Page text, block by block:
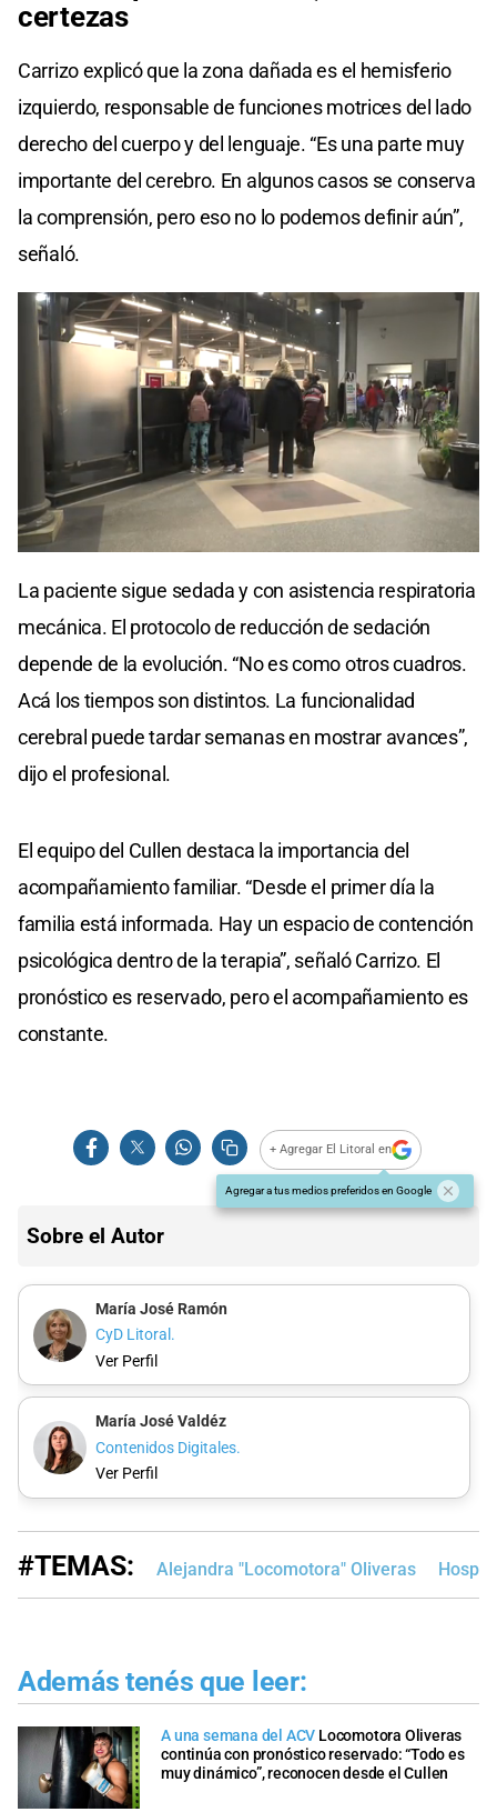
certezas
Carrizo explicó que la zona dañada es el hemisferio
izquierdo, responsable de funciones motrices del lado
derecho del cuerpo y del lenguaje. “Es una parte muy
importante del cerebro. En algunos casos se conserva
la comprensión, pero eso no lo podemos definir aún”,
señaló.
La paciente sigue sedada y con asistencia respiratoria
mecánica. El protocolo de reducción de sedación
depende de la evolución. “No es como otros cuadros.
Acá los tiempos son distintos. La funcionalidad
cerebral puede tardar semanas en mostrar avances”,
dijo el profesional.
El equipo del Cullen destaca la importancia del
acompañamiento familiar. “Desde el primer día la
familia está informada. Hay un espacio de contención
psicológica dentro de la terapia”, señaló Carrizo. El
pronóstico es reservado, pero el acompañamiento es
constante.
+ Agregar El Litoral en
Agregar a tus medios preferidos en Google
Sobre el Autor
María José Ramón
CyD Litoral.
Ver Perfil
María José Valdéz
Contenidos Digitales.
Ver Perfil
#TEMAS: Alejandra "Locomotora" Oliveras
Además tenés que leer:
A una semana del ACV Locomotora Oliveras
continúa con pronóstico reservado: “Todo es
muy dinámico”, reconocen desde el Cullen